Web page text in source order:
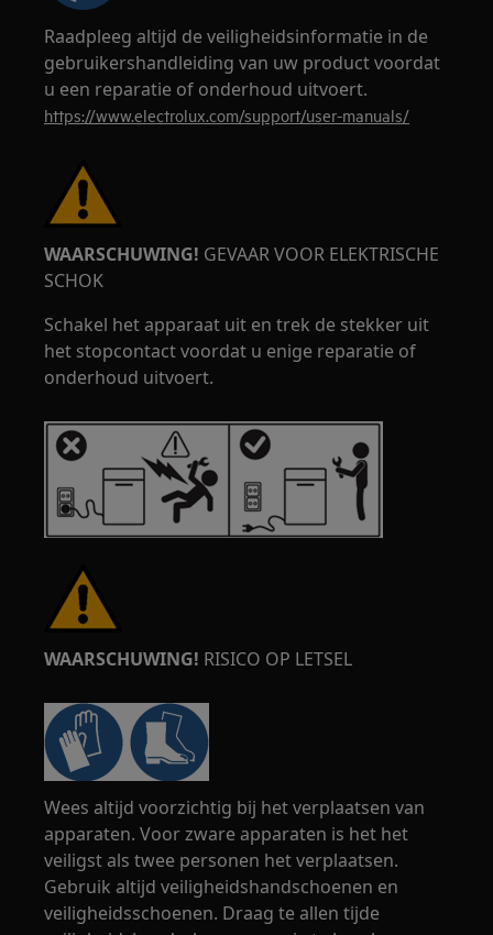
Raadpleeg altijd de veiligheidsinformatie in de
gebruikershandleiding van uw product voordat
u een reparatie of onderhoud uitvoert.
https://www.electrolux.com/support/user-manuals/
WAARSCHUWING! GEVAAR VOOR ELEKTRISCHE
SCHOK
Schakel het apparaat uit en trek de stekker uit
het stopcontact voordat u enige reparatie of
onderhoud uitvoert.
WAARSCHUWING! RISICO OP LETSEL
Wees altijd voorzichtig bij het verplaatsen van
apparaten. Voor zware apparaten is het het
veiligst als twee personen het verplaatsen.
Gebruik altijd veiligheidshandschoenen en
veiligheidsschoenen. Draag te allen tijde